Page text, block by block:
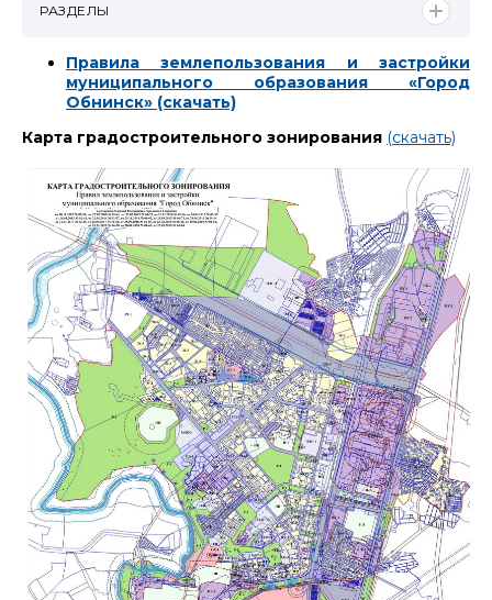
Правила землепользования и застройки
муниципального образования «Город
Обнинск» (скачать)
Карта градостроительного зонирования (скачать)
РАЗДЕЛЫ